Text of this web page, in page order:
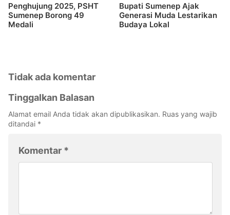
Penghujung 2025, PSHT
Sumenep Borong 49
Medali
Bupati Sumenep Ajak
Generasi Muda Lestarikan
Budaya Lokal
Tidak ada komentar
Tinggalkan Balasan
Alamat email Anda tidak akan dipublikasikan. Ruas yang wajib
ditandai *
Komentar *